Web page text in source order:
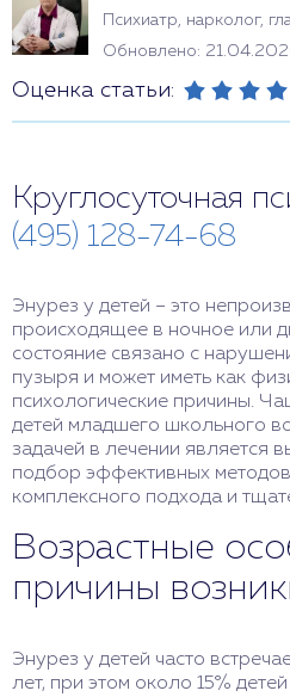
Психиатр, нарколог,
Обновлено:
Оценка статьи:
Круглосуточная
(495) 128-74-68
Энурез у детей – это
происходящее в ночное или
состояние связано с
пузыря и может иметь как
психологические причины.
детей младшего школьного
задачей в лечении является
подбор эффективных методов
комплексного подхода и
Возрастные
причины
Энурез у детей часто
лет, при этом около 15%